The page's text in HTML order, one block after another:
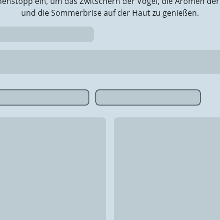
und die Sommerbrise auf der Haut zu genießen.